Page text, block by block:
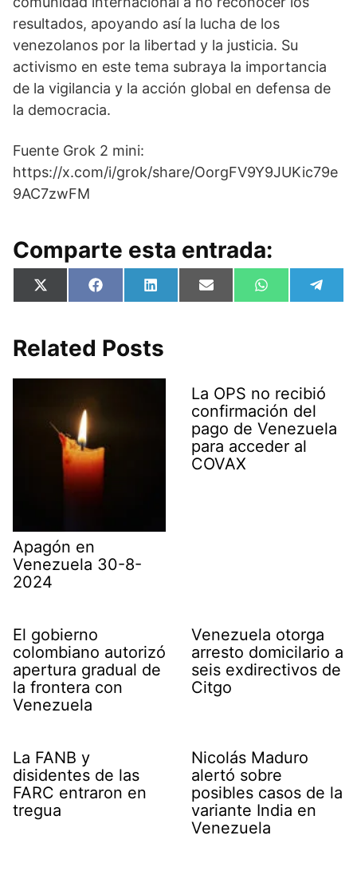
resultados, apoyando así la lucha de los
venezolanos por la libertad y la justicia. Su
activismo en este tema subraya la importancia
de la vigilancia y la acción global en defensa de
la democracia.
Fuente Grok 2 mini:
https://x.com/i/grok/share/OorgFV9Y9JUKic79e
9AC7zwFM
Comparte esta entrada:
Compartir
en
X
(
i
t
e
Compartir
en
F
a
b
o
k
Compartir
en
L
i
e
d
n
Compartir
en
E
m
Compartir
en
W
h
en
e
Related Posts
Apagón en
Venezuela 30-8-
2024
La OPS no recibió
confirmación del
pago de Venezuela
para acceder al
COVAX
El gobierno
colombiano autorizó
apertura gradual de
la frontera con
Venezuela
Venezuela otorga
arresto domicilario a
seis exdirectivos de
Citgo
La FANB y
disidentes de las
FARC entraron en
tregua
Nicolás Maduro
alertó sobre
posibles casos de la
variante India en
Venezuela